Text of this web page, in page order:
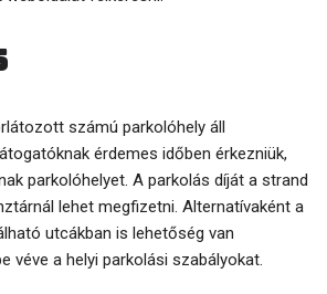
számú parkolóhely áll
érdemes időben érkezniük,
parkolóhelyet. A parkolás díját a strand
lehet megfizetni. Alternatívaként a
utcákban is lehetőség van
véve a helyi parkolási szabályokat.